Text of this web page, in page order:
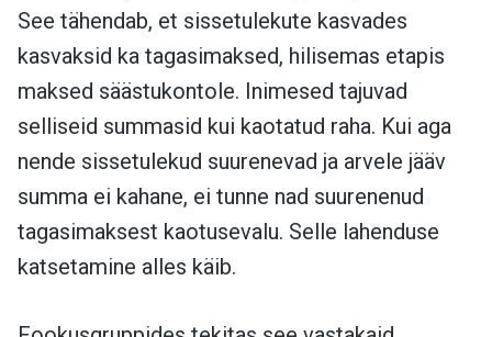
See tähendab, et sissetulekute kasvades
kasvaksid ka tagasimaksed, hilisemas etapis
maksed säästukontole. Inimesed tajuvad
selliseid summasid kui kaotatud raha. Kui aga
nende sissetulekud suurenevad ja arvele jääv
summa ei kahane, ei tunne nad suurenenud
tagasimaksest kaotusevalu. Selle lahenduse
katsetamine alles käib.